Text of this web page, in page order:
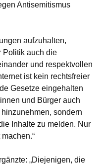
Antisemitismus
aufzuhalten,
Politik auch die
und respektvollen
ist kein rechtsfreier
Gesetze eingehalten
und Bürger auch
sondern
Inhalte zu melden. Nur
„Diejenigen, die